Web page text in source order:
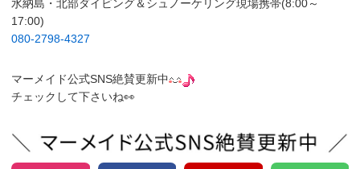
水納島・北部ダイビング＆シュノーケリング現場携帯(8:00～
17:00)
080-2798-4327
マーメイド公式SNS絶賛更新中
チェックして下さいね👀